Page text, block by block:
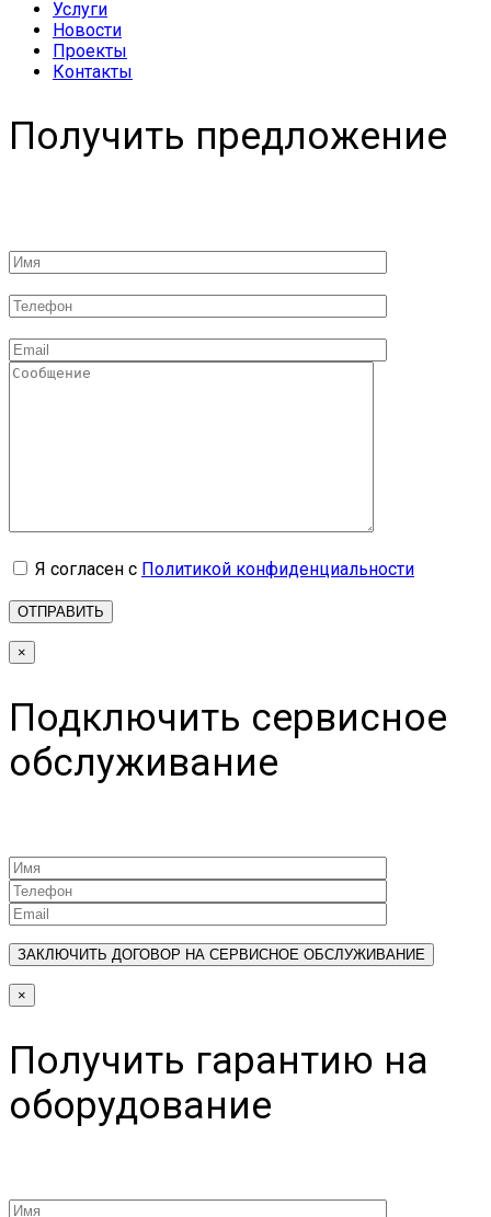
Услуги
Новости
Проекты
Контакты
Получить предложение
Я согласен с Политикой конфиденциальности
×
Подключить сервисное
обслуживание
×
Получить гарантию на
оборудование